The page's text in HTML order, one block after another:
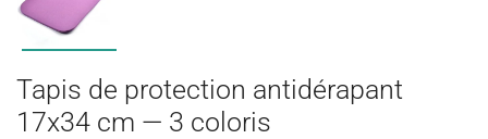
Tapis de protection antidérapant
17x34 cm — 3 coloris